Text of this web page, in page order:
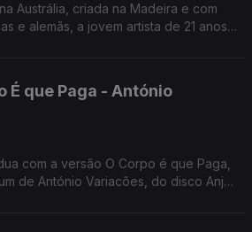
Austrália, criada na Madeira e com
e alemãs, a jovem artista de 21 anos
É que Paga - António
com a versão O Corpo é que Paga,
de António Variacões, do disco Anjo